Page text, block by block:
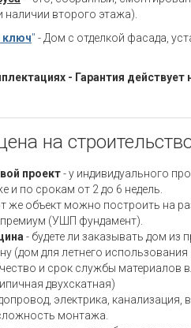
наличии второго этажа).
ключ" - Дом с отделкой фасада,
- Гарантия действует
на
проект- у индивидуального
и по срокам от 2 до 6 недель.
же объект можно построить на
(УШП фундамент).
- будете ли заказывать дом из
(дом для летнего
и срок службы материалов
двухскатная)
электрика, канализация,
монтажа.